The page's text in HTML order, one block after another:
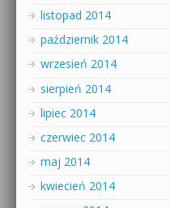
listopad 2014
październik 2014
wrzesień 2014
sierpień 2014
lipiec 2014
czerwiec 2014
maj 2014
kwiecień 2014